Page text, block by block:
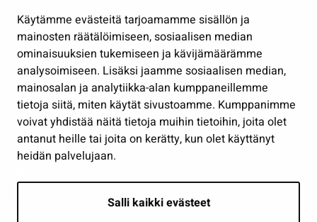
Käytämme evästeitä tarjoamamme sisällön ja
mainosten räätälöimiseen, sosiaalisen median
ominaisuuksien tukemiseen ja kävijämäärämme
analysoimiseen. Lisäksi jaamme sosiaalisen median,
mainosalan ja analytiikka-alan kumppaneillemme
tietoja siitä, miten käytät sivustoamme. Kumppanimme
voivat yhdistää näitä tietoja muihin tietoihin, joita olet
antanut heille tai joita on kerätty, kun olet käyttänyt
heidän palvelujaan.
Salli kaikki evästeet
Työ ja yrittäminen
Osallistu ja asioi
Näytä omat evästeasetukseni
Seuraa meitä